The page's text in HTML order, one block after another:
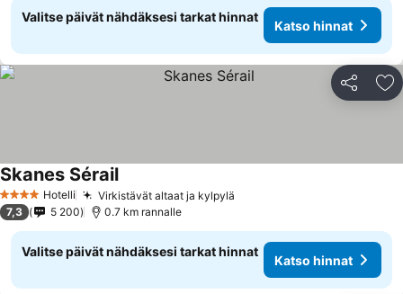
Valitse päivät nähdäksesi tarkat hinnat
Katso hinnat
Jaa
4 Tähtiluokitus
Hotelli Virkistävät altaat ja kylpylä
Skanes Sérail
7,3 5 200 0.7 km rannalle
Valitse päivät nähdäksesi tarkat hinnat
Katso hinnat